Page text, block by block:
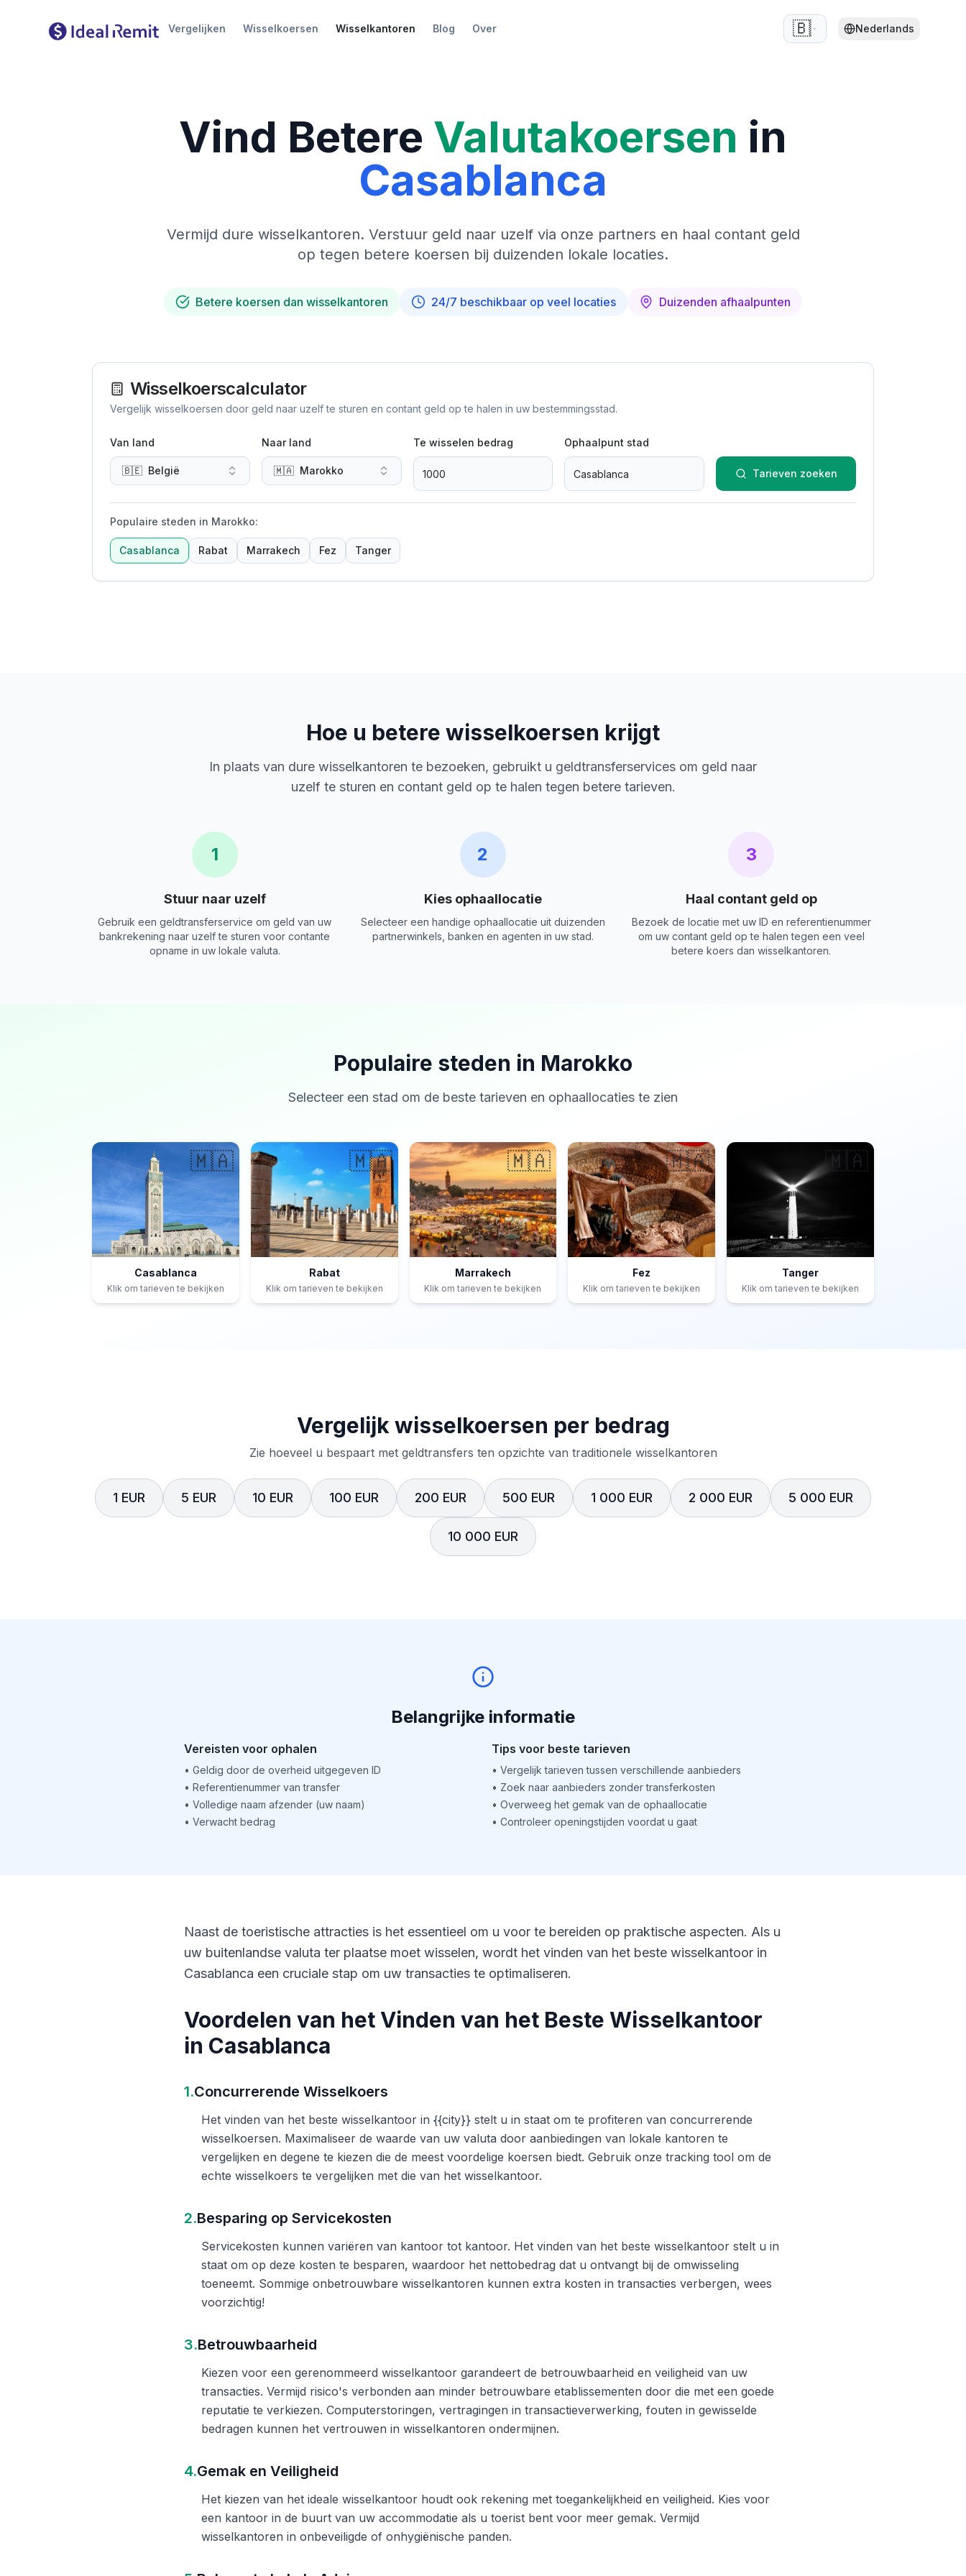
Vergelijken Wisselkoersen Wisselkantoren Blog Over 🇧🇪 Nederlands
Vind Betere Valutakoersen in
Casablanca
Vermijd dure wisselkantoren. Verstuur geld naar uzelf via onze partners en haal contant geld
op tegen betere koersen bij duizenden lokale locaties.
Betere koersen dan wisselkantoren 24/7 beschikbaar op veel locaties Duizenden afhaalpunten
Wisselkoerscalculator
Vergelijk wisselkoersen door geld naar uzelf te sturen en contant geld op te halen in uw bestemmingsstad.
Van land
🇧🇪 België
Naar land
🇲🇦 Marokko
Te wisselen bedrag Ophaalpunt stad
Tarieven zoeken
Populaire steden in Marokko:
Casablanca Rabat Marrakech Fez Tanger
Hoe u betere wisselkoersen krijgt
In plaats van dure wisselkantoren te bezoeken, gebruikt u geldtransferservices om geld naar
uzelf te sturen en contant geld op te halen tegen betere tarieven.
1
Stuur naar uzelf
Gebruik een geldtransferservice om geld van uw
bankrekening naar uzelf te sturen voor contante
opname in uw lokale valuta.
2
Kies ophaallocatie
Selecteer een handige ophaallocatie uit duizenden
partnerwinkels, banken en agenten in uw stad.
3
Haal contant geld op
Bezoek de locatie met uw ID en referentienummer
om uw contant geld op te halen tegen een veel
betere koers dan wisselkantoren.
Populaire steden in Marokko
Selecteer een stad om de beste tarieven en ophaallocaties te zien
🇲🇦
Casablanca
Klik om tarieven te bekijken
🇲🇦
Rabat
Klik om tarieven te bekijken
🇲🇦
Marrakech
Klik om tarieven te bekijken
🇲🇦
Fez
Klik om tarieven te bekijken
🇲🇦
Tanger
Klik om tarieven te bekijken
Vergelijk wisselkoersen per bedrag
Zie hoeveel u bespaart met geldtransfers ten opzichte van traditionele wisselkantoren
1 EUR 5 EUR 10 EUR 100 EUR 200 EUR 500 EUR 1 000 EUR 2 000 EUR 5 000 EUR
10 000 EUR
Belangrijke informatie
Vereisten voor ophalen
• Geldig door de overheid uitgegeven ID
• Referentienummer van transfer
• Volledige naam afzender (uw naam)
• Verwacht bedrag
Tips voor beste tarieven
• Vergelijk tarieven tussen verschillende aanbieders
• Zoek naar aanbieders zonder transferkosten
• Overweeg het gemak van de ophaallocatie
• Controleer openingstijden voordat u gaat
Naast de toeristische attracties is het essentieel om u voor te bereiden op praktische aspecten. Als u
uw buitenlandse valuta ter plaatse moet wisselen, wordt het vinden van het beste wisselkantoor in
Casablanca een cruciale stap om uw transacties te optimaliseren.
Voordelen van het Vinden van het Beste Wisselkantoor
in Casablanca
1.Concurrerende Wisselkoers
Het vinden van het beste wisselkantoor in {{city}} stelt u in staat om te profiteren van concurrerende
wisselkoersen. Maximaliseer de waarde van uw valuta door aanbiedingen van lokale kantoren te
vergelijken en degene te kiezen die de meest voordelige koersen biedt. Gebruik onze tracking tool om de
echte wisselkoers te vergelijken met die van het wisselkantoor.
2.Besparing op Servicekosten
Servicekosten kunnen variëren van kantoor tot kantoor. Het vinden van het beste wisselkantoor stelt u in
staat om op deze kosten te besparen, waardoor het nettobedrag dat u ontvangt bij de omwisseling
toeneemt. Sommige onbetrouwbare wisselkantoren kunnen extra kosten in transacties verbergen, wees
voorzichtig!
3.Betrouwbaarheid
Kiezen voor een gerenommeerd wisselkantoor garandeert de betrouwbaarheid en veiligheid van uw
transacties. Vermijd risico's verbonden aan minder betrouwbare etablissementen door die met een goede
reputatie te verkiezen. Computerstoringen, vertragingen in transactieverwerking, fouten in gewisselde
bedragen kunnen het vertrouwen in wisselkantoren ondermijnen.
4.Gemak en Veiligheid
Het kiezen van het ideale wisselkantoor houdt ook rekening met toegankelijkheid en veiligheid. Kies voor
een kantoor in de buurt van uw accommodatie als u toerist bent voor meer gemak. Vermijd
wisselkantoren in onbeveiligde of onhygiënische panden.